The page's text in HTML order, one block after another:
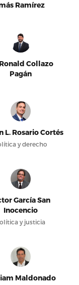
Ramírez
Collazo
Pagán
L. Rosario Cortés
y derecho
García San
Inocencio
y justicia
Maldonado